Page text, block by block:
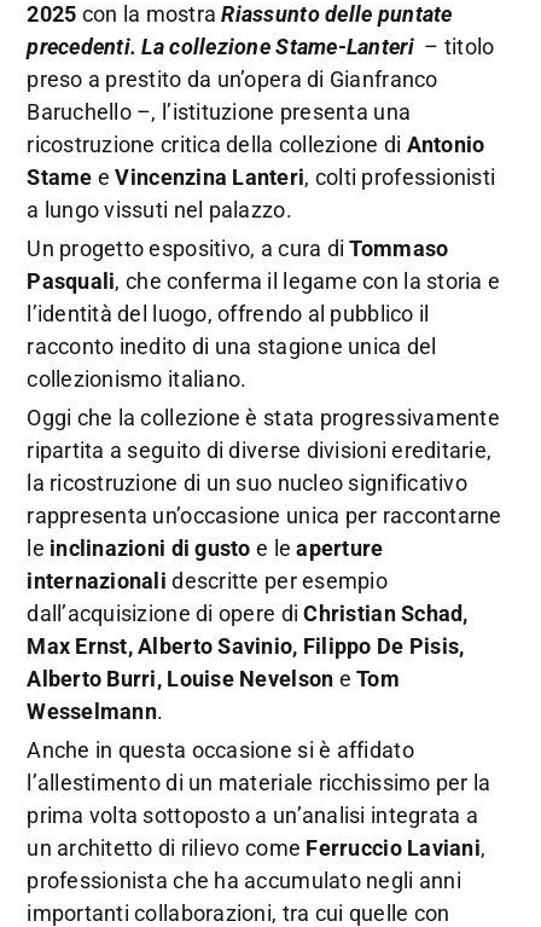
2025 con la mostraRiassunto delle puntate
precedenti. La collezione Stame-Lanteri – titolo
preso a prestito da un’opera di Gianfranco
Baruchello –, l’istituzione presenta una
ricostruzione critica della collezione di Antonio
Stame e Vincenzina Lanteri, colti professionisti
a lungo vissuti nel palazzo.
Un progetto espositivo, a cura diTommaso
Pasquali, che conferma il legame con la storia e
l’identità del luogo, offrendo al pubblico il
racconto inedito di una stagione unica del
collezionismo italiano.
Oggi che la collezione è stata progressivamente
ripartita a seguito di diverse divisioni ereditarie,
la ricostruzione di un suo nucleo significativo
rappresenta un’occasione unica per raccontarne
le inclinazioni di gusto e leaperture
internazionali descritte per esempio
dall’acquisizione di opere di Christian Schad,
Max Ernst, Alberto Savinio, Filippo De Pisis,
Alberto Burri, Louise Nevelson e Tom
Wesselmann.
Anche in questa occasione si è affidato
l’allestimento di un materiale ricchissimo per la
prima volta sottoposto a un’analisi integrata a
un architetto di rilievo come Ferruccio Laviani,
professionista che ha accumulato negli anni
importanti collaborazioni, tra cui quelle con